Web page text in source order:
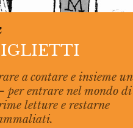
a contare e insieme un
per entrare nel mondo di
letture e restarne